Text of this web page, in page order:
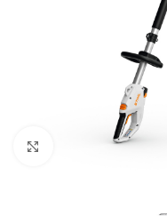
Zum Vergrößern klicken